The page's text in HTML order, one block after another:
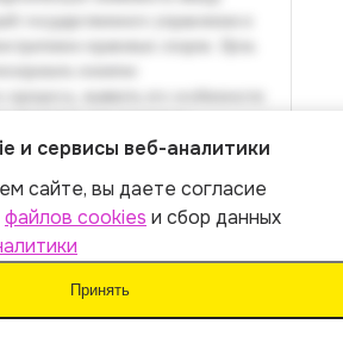
и сервисы веб-аналитики
сайте, вы даете согласие
файлов cookies и сбор данных
Принять